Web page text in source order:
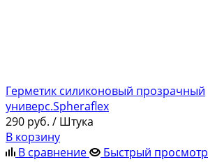
Герметик силиконовый прозрачный
универс.Spheraflex
290 руб. / Штука
В корзину
В сравнение
Быстрый просмотр